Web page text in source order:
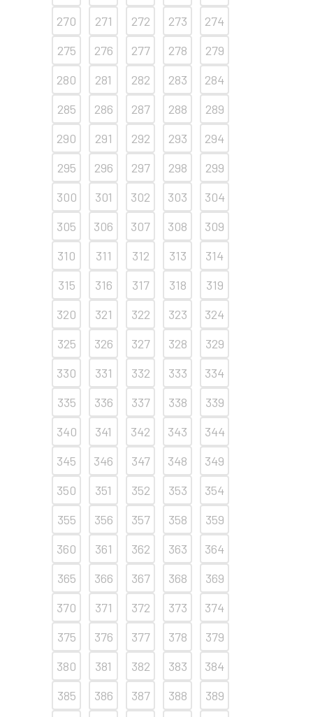
270
271 272 273
274
275
276 277 278
279
280
281 282 283
284
285
286 287 288
289
290
291 292 293
294
295
296 297 298
299
300
301 302 303
304
305
306 307 308
309
310
311 312 313
314
315
316 317 318
319
320
321 322 323
324
325
326 327 328
329
330
331 332 333
334
335
336 337 338
339
340
341 342 343
344
345
346 347 348
349
350
351 352 353
354
355
356 357 358
359
360
361 362 363
364
365
366 367 368
369
370
371 372 373
374
375
376 377 378
379
380
381 382 383
384
385
386 387 388
389